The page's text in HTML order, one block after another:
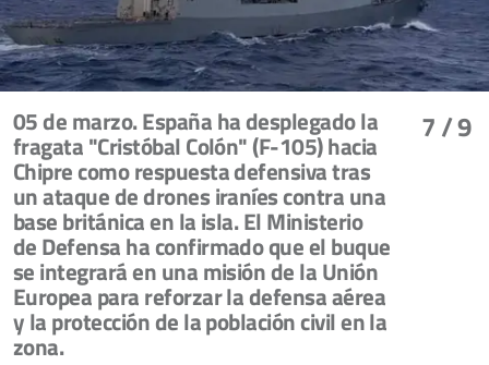
7/ 9
05 de marzo. España ha desplegado la
fragata "Cristóbal Colón" (F-105) hacia
Chipre como respuesta defensiva tras
un ataque de drones iraníes contra una
base británica en la isla. El Ministerio
de Defensa ha confirmado que el buque
se integrará en una misión de la Unión
Europea para reforzar la defensa aérea
y la protección de la población civil en la
zona.